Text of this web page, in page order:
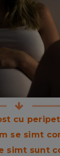
cu
se simt
simt sunt